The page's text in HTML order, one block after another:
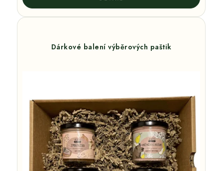
Dárkové balení výběrových paštik